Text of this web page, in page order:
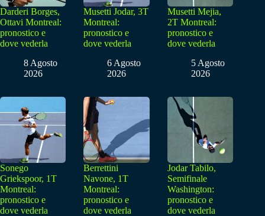
Darderi Borges,
Ottavi Montreal:
pronostico e
dove vederla
8 Agosto
2026
Musetti Jodar, 3T
Montreal:
pronostico e
dove vederla
6 Agosto
2026
Musetti Mejia,
2T Montreal:
pronostico e
dove vederla
5 Agosto
2026
Sonego
Griekspoor, 1T
Montreal:
pronostico e
dove vederla
Berrettini
Navone, 1T
Montreal:
pronostico e
dove vederla
Jodar Tabilo,
Semifinale
Washington:
pronostico e
dove vederla